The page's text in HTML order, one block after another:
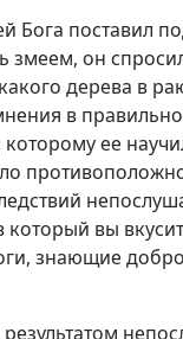
Бога поставил
змеем, он
дерева в
в
которому ее
который вы
знающие